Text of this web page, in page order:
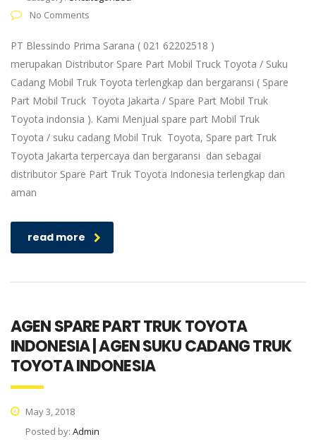
No Comments
PT Blessindo Prima Sarana ( 021 62202518 )
merupakan Distributor Spare Part Mobil Truck Toyota / Suku
Cadang Mobil Truk Toyota terlengkap dan bergaransi ( Spare
Part Mobil Truck Toyota Jakarta / Spare Part Mobil Truk
Toyota indonsia ). Kami Menjual spare part Mobil Truk
Toyota / suku cadang Mobil Truk Toyota, Spare part Truk
Toyota Jakarta terpercaya dan bergaransi dan sebagai
distributor Spare Part Truk Toyota Indonesia terlengkap dan
aman
read more
AGEN SPARE PART TRUK TOYOTA
INDONESIA | AGEN SUKU CADANG TRUK
TOYOTA INDONESIA
May 3, 2018
Posted by: Admin